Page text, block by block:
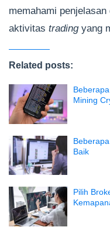
memahami
aktivitas trading yang
Related posts:
Mining
Baik
Pilih